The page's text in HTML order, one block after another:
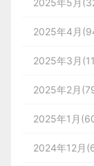
2025年5月
2025年4月
2025年3月
2025年2月
2025年1月
2024年12月